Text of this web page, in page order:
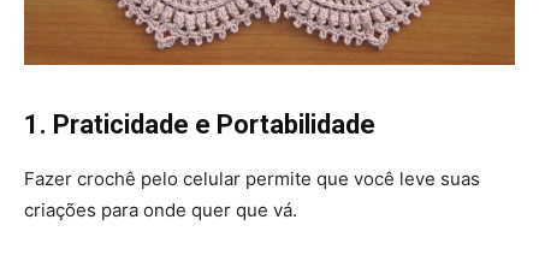
1. Praticidade e Portabilidade
Fazer crochê pelo celular permite que você leve suas
criações para onde quer que vá.